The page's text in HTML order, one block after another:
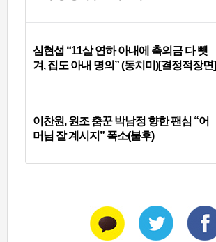
심현섭 “11살 연하 아내에 축의금 다 뺏
겨, 집도 아내 명의” (동치미)[결정적장면]
이찬원, 원조 춤꾼 박남정 향한 팬심 “어
머님 잘 계시지” 폭소(불후)